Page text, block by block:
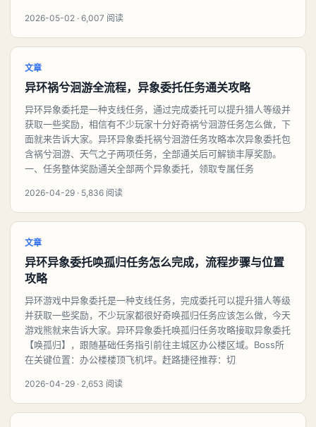
2026-05-02 · 6,007 阅读
文章
异环祸兮洄游全流程，异象委托任务通关攻略
异环异象委托是一种支线任务，通过完成委托可以提升猎人等级并
获取一些奖励，相信有不少玩家十分好奇祸兮洄游任务怎么做，下
面就来告诉大家。异环异象委托祸兮洄游任务攻略本次异象委托包
含祸兮洄游、天气之子两项任务，全部通关后可解锁丰厚奖励。
一、任务整体奖励通关全部两个异象委托，领取专属任务
2026-04-29 · 5,836 阅读
文章
异环异象委托唤孤归任务怎么完成，流程步骤与位置
攻略
异环游戏中异象委托是一种支线任务，完成委托可以提升猎人等级
并获取一些奖励，不少玩家都很好奇唤孤归任务应该怎么做，今天
游戏熊就来告诉大家。异环异象委托唤孤归任务攻略接取异象委托
【唤孤归】，跟随基础任务指引前往主城区办公楼区域。Boss所
在关键位置：办公楼楼顶飞机坪。赶路捷径推荐：切
2026-04-29 · 2,653 阅读